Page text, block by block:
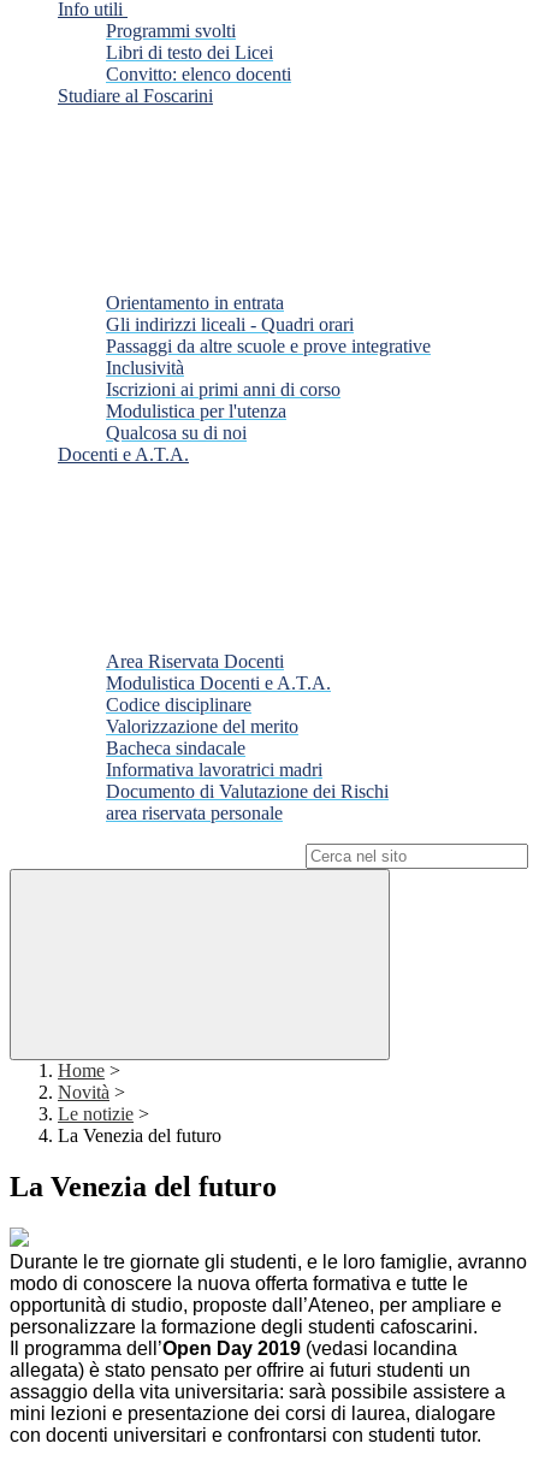
Info utili
Programmi svolti
Libri di testo dei Licei
Convitto: elenco docenti
Studiare al Foscarini
Orientamento in entrata
Gli indirizzi liceali - Quadri orari
Passaggi da altre scuole e prove integrative
Inclusività
Iscrizioni ai primi anni di corso
Modulistica per l'utenza
Qualcosa su di noi
Docenti e A.T.A.
Area Riservata Docenti
Modulistica Docenti e A.T.A.
Codice disciplinare
Valorizzazione del merito
Bacheca sindacale
Informativa lavoratrici madri
Documento di Valutazione dei Rischi
area riservata personale
Home >
Novità >
Le notizie >
La Venezia del futuro
La Venezia del futuro
Durante le tre giornate gli studenti, e le loro famiglie, avranno
modo di conoscere la nuova offerta formativa e tutte le
opportunità di studio, proposte dall’Ateneo, per ampliare e
personalizzare la formazione degli studenti cafoscarini.
Il programma dell’Open Day 2019 (vedasi locandina
allegata) è stato pensato per offrire ai futuri studenti un
assaggio della vita universitaria: sarà possibile assistere a
mini lezioni e presentazione dei corsi di laurea, dialogare
con docenti universitari e confrontarsi con studenti tutor.